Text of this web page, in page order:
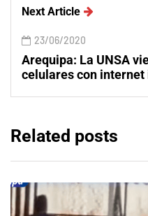
Next Article
23/06/2020
Arequipa: La UNSA
celulares con
Related posts